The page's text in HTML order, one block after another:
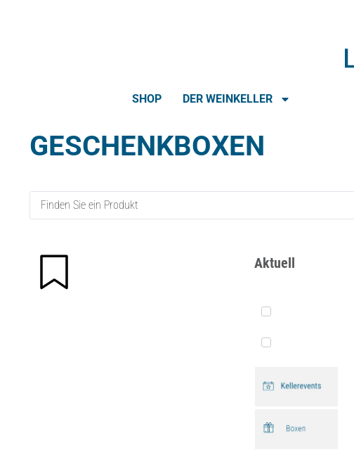
SHOP DER WEINKELLER
GESCHENKBOXEN
Aktuell